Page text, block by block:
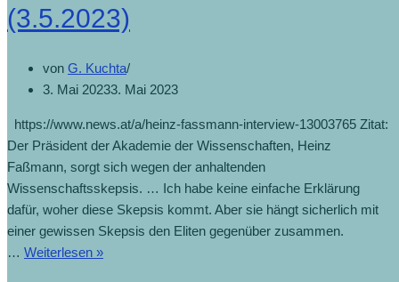
(3.5.2023)
von G. Kuchta
3. Mai 20233. Mai 2023
https://www.news.at/a/heinz-fassmann-interview-13003765 Zitat:
Der Präsident der Akademie der Wissenschaften, Heinz
Faßmann, sorgt sich wegen der anhaltenden
Wissenschaftsskepsis. … Ich habe keine einfache Erklärung
dafür, woher diese Skepsis kommt. Aber sie hängt sicherlich mit
einer gewissen Skepsis den Eliten gegenüber zusammen.
… Weiterlesen »Den